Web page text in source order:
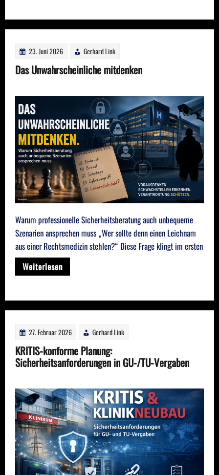
23. Juni 2026 Gerhard Link
Das Unwahrscheinliche mitdenken
Warum professionelle Sicherheitsberatung auch unbequeme
Szenarien ansprechen muss „Wer sollte denn einen Leichnam
aus einer Rechtsmedizin stehlen?“ Diese Frage klingt im ersten
Weiterlesen
27. Februar 2026 Gerhard Link
KRITIS-konforme Planung:
Sicherheitsanforderungen in GU-/TU-Vergaben